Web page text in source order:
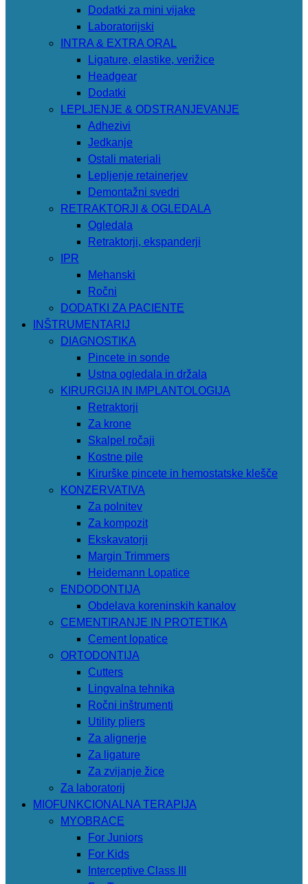
Dodatki za mini vijake
Laboratorijski
INTRA & EXTRA ORAL
Ligature, elastike, verižice
Headgear
Dodatki
LEPLJENJE & ODSTRANJEVANJE
Adhezivi
Jedkanje
Ostali materiali
Lepljenje retainerjev
Demontažni svedri
RETRAKTORJI & OGLEDALA
Ogledala
Retraktorji, ekspanderji
IPR
Mehanski
Ročni
DODATKI ZA PACIENTE
INŠTRUMENTARIJ
DIAGNOSTIKA
Pincete in sonde
Ustna ogledala in držala
KIRURGIJA IN IMPLANTOLOGIJA
Retraktorji
Za krone
Skalpel ročaji
Kostne pile
Kirurške pincete in hemostatske klešče
KONZERVATIVA
Za polnitev
Za kompozit
Ekskavatorji
Margin Trimmers
Heidemann Lopatice
ENDODONTIJA
Obdelava koreninskih kanalov
CEMENTIRANJE IN PROTETIKA
Cement lopatice
ORTODONTIJA
Cutters
Lingvalna tehnika
Ročni inštrumenti
Utility pliers
Za alignerje
Za ligature
Za zvijanje žice
Za laboratorij
MIOFUNKCIONALNA TERAPIJA
MYOBRACE
For Juniors
For Kids
Interceptive Class III